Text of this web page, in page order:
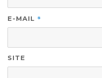
E-MAIL *
SITE